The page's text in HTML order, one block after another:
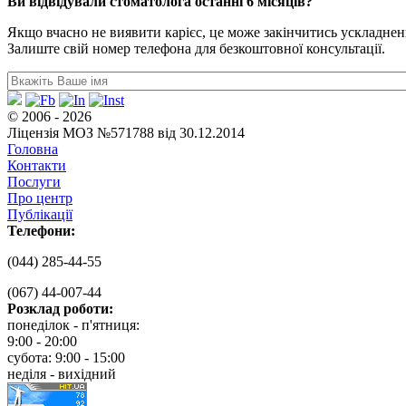
Якщо вчасно не виявити карієс, це може закінчитись
Залиште свій номер телефона для безкоштовної консультації.
© 2006 - 2026
Ліцензія МОЗ №571788 від 30.12.2014
Головна
Контакти
Послуги
Про центр
Публікації
Телефони:
(044) 285-44-55
(067) 44-007-44
Розклад роботи:
понеділок - п'ятниця:
9:00 - 20:00
субота: 9:00 - 15:00
неділя - вихідний